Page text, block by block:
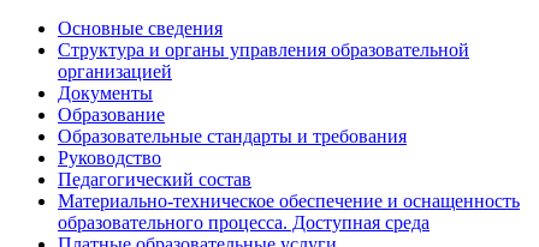
Основные сведения
Структура и органы управления образовательной
организацией
Документы
Образование
Образовательные стандарты и требования
Руководство
Педагогический состав
Материально-техническое обеспечение и оснащенность
образовательного процесса. Доступная среда